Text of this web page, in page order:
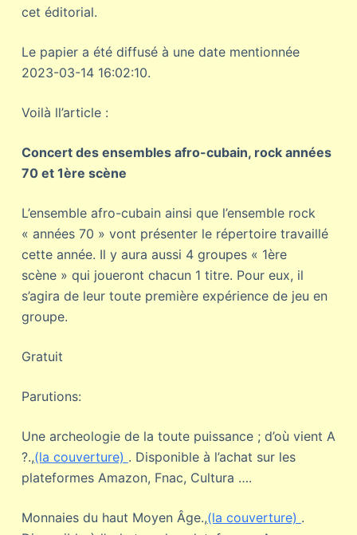
cet éditorial.
Le papier a été diffusé à une date mentionnée
2023-03-14 16:02:10.
Voilà ll’article :
Concert des ensembles afro-cubain, rock années
70 et 1ère scène
L’ensemble afro-cubain ainsi que l’ensemble rock
« années 70 » vont présenter le répertoire travaillé
cette année. Il y aura aussi 4 groupes « 1ère
scène » qui joueront chacun 1 titre. Pour eux, il
s’agira de leur toute première expérience de jeu en
groupe.
Gratuit
Parutions:
Une archeologie de la toute puissance ; d’où vient A
?.,(la couverture) . Disponible à l’achat sur les
plateformes Amazon, Fnac, Cultura ….
Monnaies du haut Moyen Âge.,(la couverture) .